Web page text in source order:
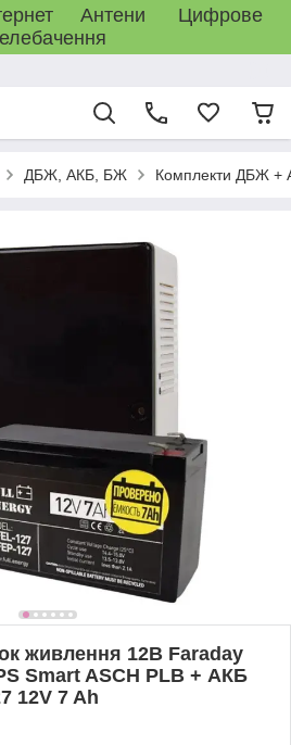
Антени Цифрове
ДБЖ, АКБ, БЖ Комплекти ДБЖ +
живлення 12В Faraday
Smart ASCH PLB + АКБ
12V 7 Ah